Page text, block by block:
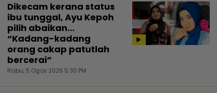
Dikecam kerana status
ibu tunggal, Ayu Kepoh
pilih abaikan...
“Kadang-kadang
orang cakap patutlah
bercerai”
Rabu, 5 Ogos 2026 5:30 PM